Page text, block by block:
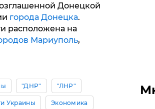
Донецкой
города Донецка.
расположена на
Мариуполь,
"ДНР" "ЛНР"
Украины Экономика